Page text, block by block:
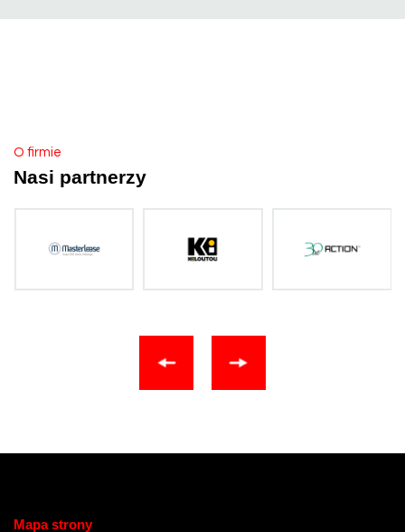
O firmie
Nasi partnerzy
Mapa strony